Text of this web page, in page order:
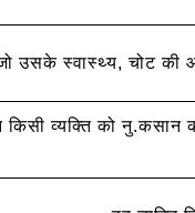
उसके स्वास्थ्य, चोट
व्यक्ति को नु.कसान